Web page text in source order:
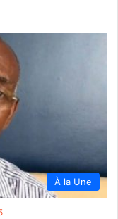
À la Une